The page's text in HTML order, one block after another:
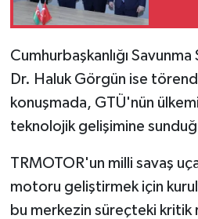
Cumhurbaşkanlığı Savunma
Dr. Haluk Görgün ise
konuşmada, GTÜ'nün
teknolojik gelişimine
TRMOTOR'un milli savaş
motoru geliştirmek için
bu merkezin süreçteki kritik